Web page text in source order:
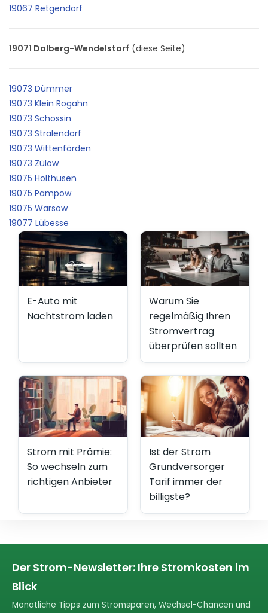
19067 Retgendorf
19071 Dalberg-Wendelstorf (diese Seite)
19073 Dümmer
19073 Klein Rogahn
19073 Schossin
19073 Stralendorf
19073 Wittenförden
19073 Zülow
19075 Holthusen
19075 Pampow
19075 Warsow
19077 Lübesse
E-Auto mit
Nachtstrom laden
Warum Sie
regelmäßig Ihren
Stromvertrag
überprüfen sollten
Strom mit Prämie:
So wechseln zum
richtigen Anbieter
Ist der Strom
Grundversorger
Tarif immer der
billigste?
Der Strom-Newsletter: Ihre Stromkosten im
Blick
Monatliche Tipps zum Stromsparen, Wechsel-Chancen und